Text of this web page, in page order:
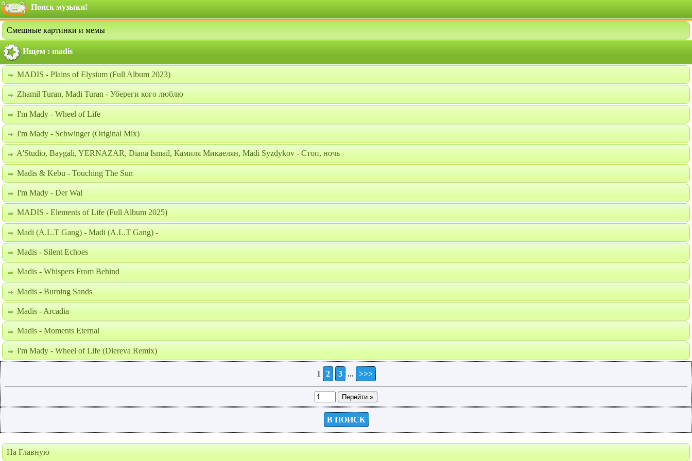
Поиск музыки!
Смешные картинки и мемы
Ищем : madis
MADIS - Plains of Elysium (Full Album 2023)
Zhamil Turan, Madi Turan - Убереги кого люблю
I'm Mady - Wheel of Life
I'm Mady - Schwinger (Original Mix)
A'Studio, Baygali, YERNAZAR, Diana Ismail, Камиля Микаелян, Madi Syzdykov - Стоп, ночь
Madis & Kebu - Touching The Sun
I'm Mady - Der Wal
MADIS - Elements of Life (Full Album 2025)
Madi (A.L.T Gang) - Madi (A.L.T Gang) -
Madis - Silent Echoes
Madis - Whispers From Behind
Madis - Burning Sands
Madis - Arcadia
Madis - Moments Eternal
I'm Mady - Wheel of Life (Diereva Remix)
1 2 3 ... >>>
В ПОИСК
На Главную